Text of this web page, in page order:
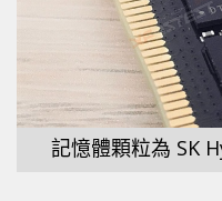
記憶體顆粒為 SK